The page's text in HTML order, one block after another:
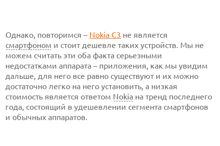
Однако, повторимся – Nokia C3 не является
смартфоном и стоит дешевле таких устройств. Мы не
можем считать эти оба факта серьезными
недостатками аппарата – приложения, как мы увидим
дальше, для него все равно существуют и их можно
достаточно легко на него установить, а низкая
стоимость является ответом Nokia на тренд последнего
года, состоящий в удешевлении сегмента смартфонов
и обычных аппаратов.